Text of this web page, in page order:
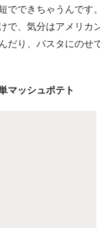
でできちゃうんです
で、気分はアメリカ
だり、パスタにのせ
マッシュポテト